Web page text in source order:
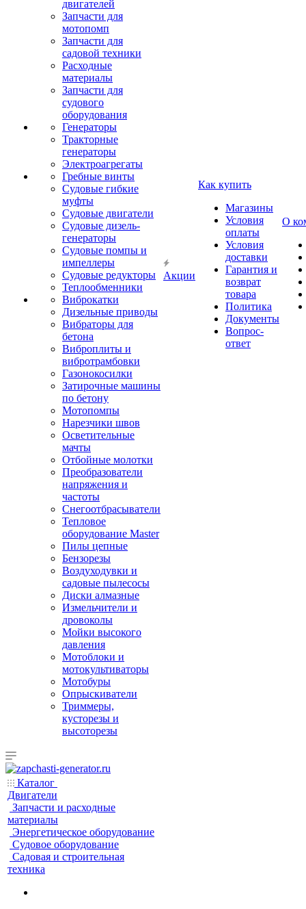
двигателей
Запчасти для
мотопомп
Запчасти для
садовой техники
Расходные
материалы
Запчасти для
судового
оборудования
Генераторы
Тракторные
генераторы
Электроагрегаты
Гребные винты
Судовые гибкие
муфты
Судовые двигатели
Судовые дизель-
генераторы
Судовые помпы и
импеллеры
Судовые редукторы
Теплообменники
Виброкатки
Дизельные приводы
Вибраторы для
бетона
Виброплиты и
вибротрамбовки
Газонокосилки
Затирочные машины
по бетону
Мотопомпы
Нарезчики швов
Осветительные
мачты
Отбойные молотки
Преобразователи
напряжения и
частоты
Снегоотбрасыватели
Тепловое
оборудование Master
Пилы цепные
Бензорезы
Воздуходувки и
садовые пылесосы
Диски алмазные
Измельчители и
дровоколы
Мойки высокого
давления
Мотоблоки и
мотокультиваторы
Мотобуры
Опрыскиватели
Триммеры,
кусторезы и
высоторезы
Акции
Как купить
Магазины
Условия
оплаты
Условия
доставки
Гарантия и
возврат
товара
Политика
Документы
Вопрос-
ответ
О
Каталог
Двигатели
Запчасти и расходные
материалы
Энергетическое оборудование
Судовое оборудование
Садовая и строительная
техника